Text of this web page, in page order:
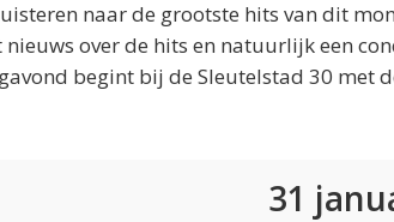
naar de grootste hits van dit
over de hits en natuurlijk een
begint bij de Sleutelstad 30 met
31